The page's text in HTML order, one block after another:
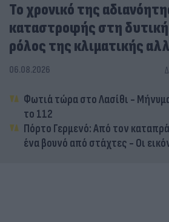
Το χρονικό της
καταστροφής στη
ρόλος της κλιματικής
06.08.2026
Φωτιά τώρα στο Λασίθι -
το 112
Πόρτο Γερμενό: Από τον
ένα βουνό από στάχτες - Οι